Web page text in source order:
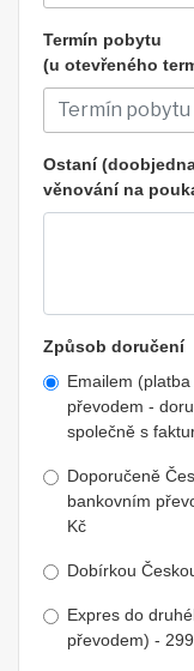
Termín pobytu
(u otevřeného
Ostaní
věnování na
Způsob doručení
Emailem
převodem -
společně s
Doporučeně
bankovním
Kč
Dobírkou
Expres do
převodem) -